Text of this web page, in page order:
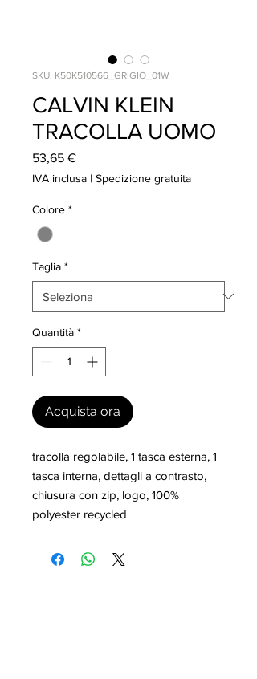
SKU: K50K510566_GRIGIO_01W
CALVIN KLEIN
TRACOLLA UOMO
53,65 €Prezzo
IVA inclusa | Spedizione gratuita
Colore *
Taglia *
Quantità *
Acquista ora
tracolla regolabile, 1 tasca esterna, 1
tasca interna, dettagli a contrasto,
chiusura con zip, logo, 100%
polyester recycled